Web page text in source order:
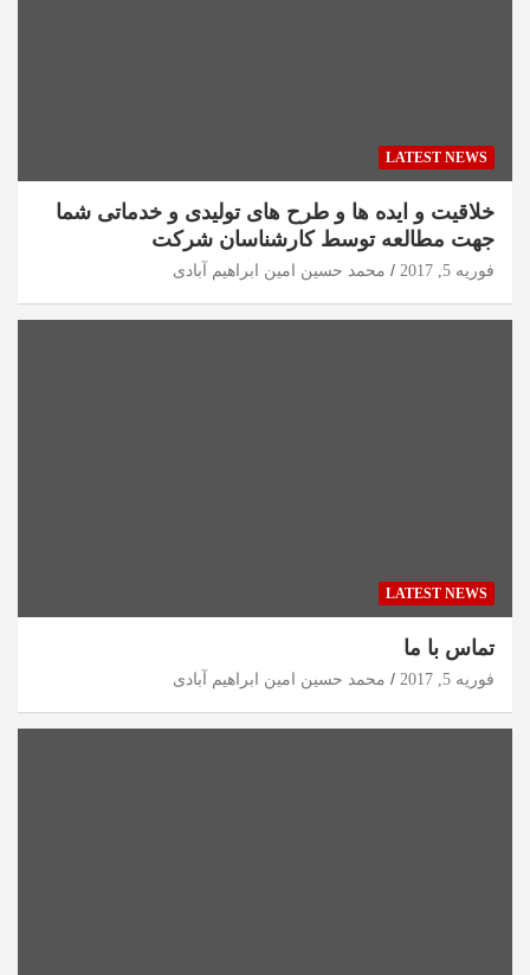
LATEST NEWS
خلاقیت و ایده ها و طرح های تولیدی و خدماتی شما
جهت مطالعه توسط کارشناسان شرکت
فوریه 5, 2017 محمد حسین امین ابراهیم آبادی
LATEST NEWS
تماس با ما
فوریه 5, 2017 محمد حسین امین ابراهیم آبادی